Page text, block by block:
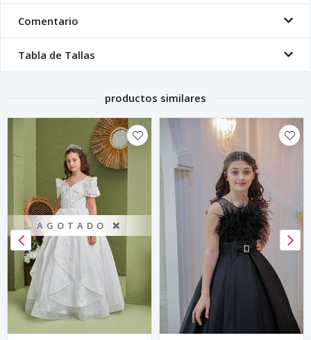
Comentario
Tabla de Tallas
productos similares
AGOTADO ❌